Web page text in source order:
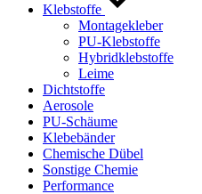
Klebstoffe
Montagekleber
PU-Klebstoffe
Hybridklebstoffe
Leime
Dichtstoffe
Aerosole
PU-Schäume
Klebebänder
Chemische Dübel
Sonstige Chemie
Performance